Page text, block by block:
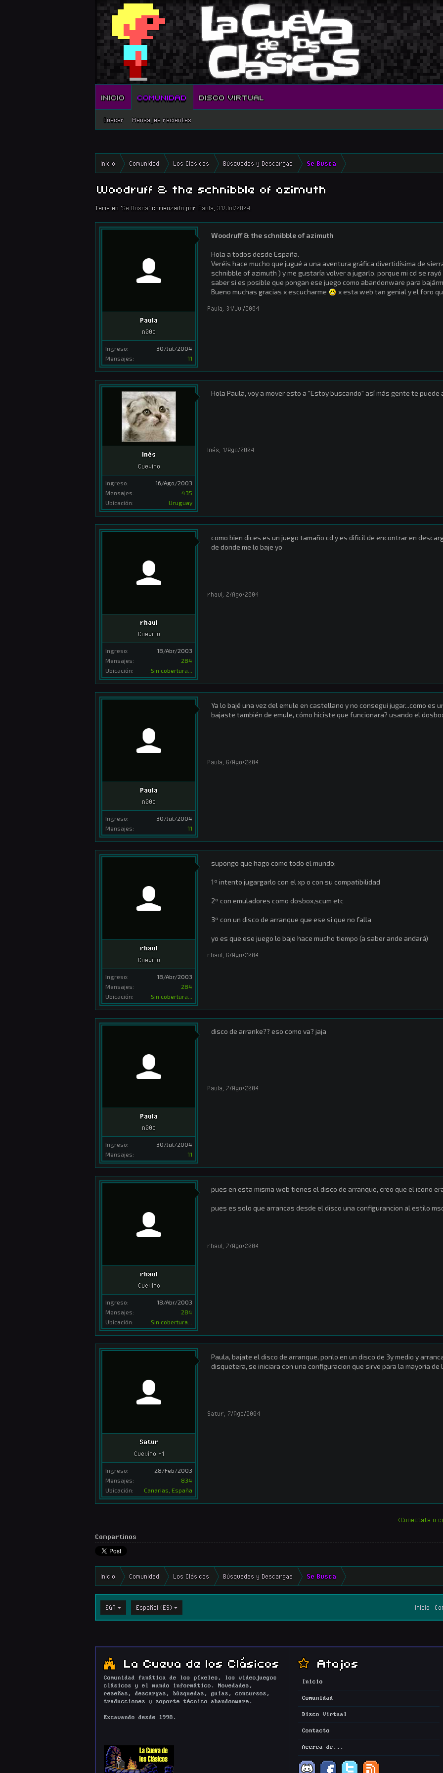
INICIO COMUNIDAD
Buscar Mensajes recientes
DISCO VIRTUAL
Inicio Comunidad Los Clásicos Búsquedas y Descargas Se Busca
Woodruff & the schnibble of azimuth
Tema en 'Se Busca' comenzado por Paula 31/Jul/2004
Paula
n00b
Ingreso:
30/Jul/2004
Mensajes:
11
Woodruff & the schnibble of azimuth
Hola a todos desde España.
Veréis hace mucho que jugué a una aventura gráfica divertidísima de
schnibble of azimuth ) y me gustaría volver a jugarlo, porque mi cd se
saber si es posible que pongan ese juego como abandonware para
Bueno muchas gracias x escucharme
x esta web tan genial y el foro
Paula 31/Jul/2004
Inés
Cuevino
Ingreso:
16/Ago/2003
Mensajes:
435
Ubicación:
Uruguay
Hola Paula, voy a mover esto a "Estoy buscando" así más gente te puede
Inés, 1/Ago/2004
rhaul
Cuevino
Ingreso:
18/Abr/2003
Mensajes:
284
Ubicación:
Sin cobertura...
como bien dices es un juego tamaño cd y es dificil de encontrar en
de donde me lo baje yo
rhaul 2/Ago/2004
Paula
n00b
Ingreso:
30/Jul/2004
Mensajes:
11
Ya lo bajé una vez del emule en castellano y no consegui jugar...como es
bajaste también de emule, cómo hiciste que funcionara? usando el
Paula 6/Ago/2004
rhaul
Cuevino
Ingreso:
18/Abr/2003
Mensajes:
284
Ubicación:
Sin cobertura...
supongo que hago como todo el mundo;
1º intento jugargarlo con el xp o con su compatibilidad
2º con emuladores como dosbox,scum etc
3º con un disco de arranque que ese si que no falla
yo es que ese juego lo baje hace mucho tiempo (a saber ande andará)
rhaul, 6/Ago/2004
Paula
n00b
Ingreso:
30/Jul/2004
Mensajes:
11
disco de arranke?? eso como va? jaja
Paula 7/Ago/2004
rhaul
Cuevino
Ingreso:
18/Abr/2003
Mensajes:
284
Ubicación:
Sin cobertura...
pues en esta misma web tienes el disco de arranque, creo que el icono
pues es solo que arrancas desde el disco una configurancion al estilo
rhaul 7/Ago/2004
Satur
Cuevino +1
Ingreso:
28/Feb/2003
Mensajes:
834
Ubicación:
Canarias, España
Paula, bajate el disco de arranque, ponlo en un disco de 3y medio y
disquetera, se iniciara con una configuracion que sirve para la mayoria de
Satur, 7/Ago/2004
(Conectate o
Compartinos
Inicio Comunidad Los Clásicos Búsquedas y Descargas Se Busca
EGA Español (ES) Inicio
La Cueva de los Clásicos
Comunidad fanática de los píxeles, los videojuegos
clásicos y el mundo informático. Novedades,
reseñas, descargas, búsquedas, guías, concursos,
traducciones y soporte técnico abandonware.
Excavando desde 1998.
Atajos
Inicio
Comunidad
Disco Virtual
Contacto
Acerca de...